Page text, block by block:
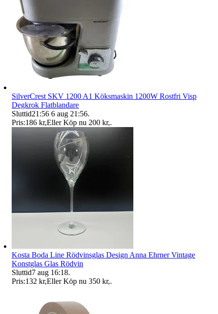
SilverCrest SKV 1200 A1 Köksmaskin 1200W Rostfri Visp
Degkrok Flatblandare
Sluttid21:56 6 aug 21:56.
Pris:186 kr,Eller Köp nu 200 kr,.
Kosta Boda Line Rödvinsglas Design Anna Ehrner Vintage
Konstglas Glas Rödvin
Sluttid7 aug 16:18.
Pris:132 kr,Eller Köp nu 350 kr,.